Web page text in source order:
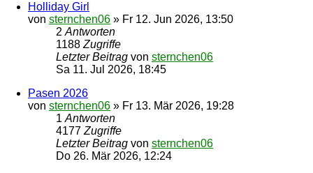
Holliday Girl
von sternchen06 » Fr 12. Jun 2026, 13:50
2 Antworten
1188 Zugriffe
Letzter Beitrag von sternchen06
Sa 11. Jul 2026, 18:45
Pasen 2026
von sternchen06 » Fr 13. Mär 2026, 19:28
1 Antworten
4177 Zugriffe
Letzter Beitrag von sternchen06
Do 26. Mär 2026, 12:24